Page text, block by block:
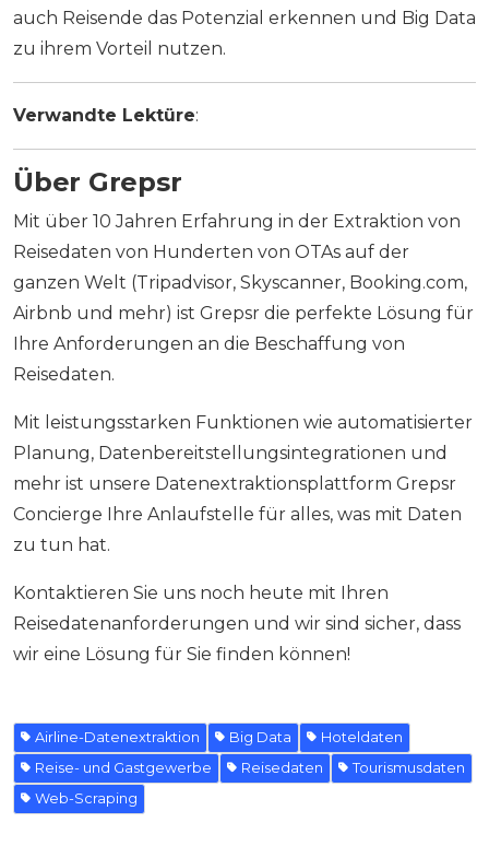
auch Reisende das Potenzial erkennen und Big Data
zu ihrem Vorteil nutzen.
Verwandte Lektüre:
Über Grepsr
Mit über 10 Jahren Erfahrung in der Extraktion von
Reisedaten von Hunderten von OTAs auf der
ganzen Welt (Tripadvisor, Skyscanner, Booking.com,
Airbnb und mehr) ist Grepsr die perfekte Lösung für
Ihre Anforderungen an die Beschaffung von
Reisedaten.
Mit leistungsstarken Funktionen wie automatisierter
Planung, Datenbereitstellungsintegrationen und
mehr ist unsere Datenextraktionsplattform Grepsr
Concierge Ihre Anlaufstelle für alles, was mit Daten
zu tun hat.
Kontaktieren Sie uns noch heute mit Ihren
Reisedatenanforderungen und wir sind sicher, dass
wir eine Lösung für Sie finden können!
Airline-Datenextraktion Big Data
Hoteldaten
Reise- und Gastgewerbe
Reisedaten
Tourismusdaten
Web-Scraping